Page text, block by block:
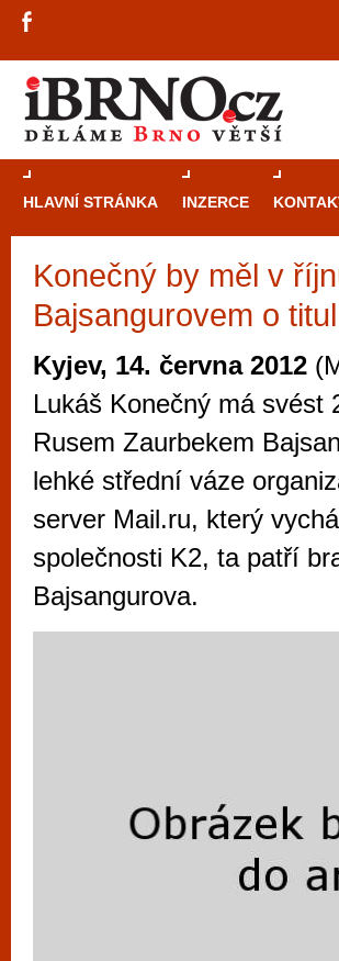
HLAVNÍ STRÁNKA INZERCE
Konečný by měl v
Bajsangurovem o
Kyjev, 14. června 2012
Lukáš Konečný má svést
Rusem Zaurbekem
lehké střední váze
server Mail.ru, který
společnosti K2, ta patří
Bajsangurova.
Mimo jiné je ale také
vyzkoušet různé kasinové
metropoli naleznete
po moderní automaty jak
příležitostné hráče. V...